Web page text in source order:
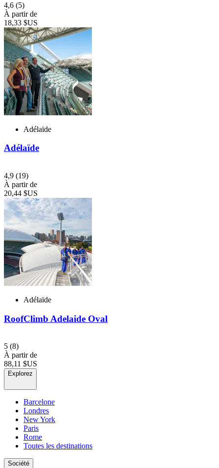
4,6 (5)
À partir de
18,33 $US
Adélaïde
Adélaïde
4,9 (19)
À partir de
20,44 $US
Adélaïde
RoofClimb Adelaide Oval
5 (8)
À partir de
88,11 $US
Explorez
Barcelone
Londres
New York
Paris
Rome
Toutes les destinations
Société